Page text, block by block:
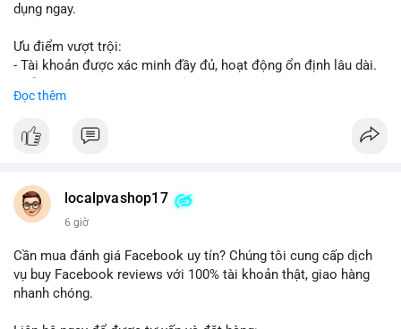
dụng ngay.
Ưu điểm vượt trội:
- Tài khoản được xác minh đầy đủ, hoạt động ổn định lâu dài.
- Giao dịch an toàn, bảo mật thông tin.
Đặt hàng ngay hôm nay để nhận ưu đãi tốt nhất!
- WhatsApp: +1 (66
215-8938
- Telegram: @localpvashop
Đừng bỏ lỡ cơ hội sở hữu tài khoản WeChat chất lượng với giá
tốt. Liên hệ ngay!
Đọc thêm
localpvashop17
6 giờ
Cần mua đánh giá Facebook uy tín? Chúng tôi cung cấp dịch
vụ buy Facebook reviews với 100% tài khoản thật, giao hàng
nhanh chóng.